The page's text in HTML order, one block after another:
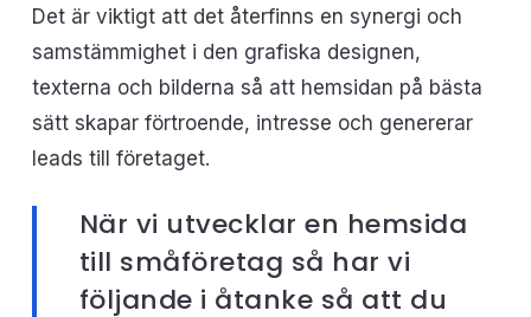
Det är viktigt att det återfinns en synergi och
samstämmighet i den grafiska designen,
texterna och bilderna så att hemsidan på bästa
sätt skapar förtroende, intresse och genererar
leads till företaget.
När vi utvecklar en hemsida
till småföretag så har vi
följande i åtanke så att du